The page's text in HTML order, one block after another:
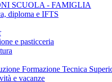
SCUOLA - FAMIGLIA
diploma e IFTS
e pasticceria
Formazione Tecnica
e vacanze